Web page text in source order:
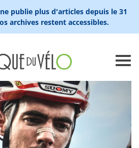
publie plus d'articles depuis le 31
archives restent accessibles.